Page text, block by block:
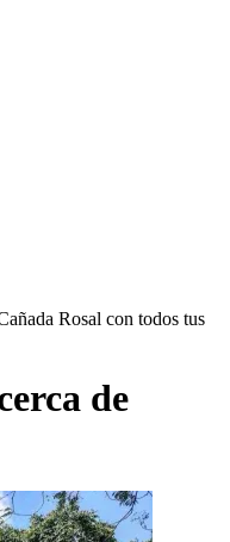
Rosal con todos tus
de